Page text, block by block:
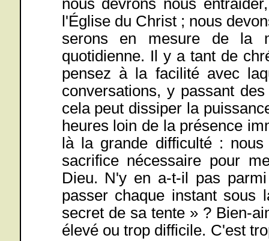
l'Église du Christ ; nous
serons en mesure de la
quotidienne. Il y a tant de
pensez à la facilité avec
conversations, y passant
cela peut dissiper la
heures loin de la présence
là la grande difficulté :
sacrifice nécessaire pour
Dieu. N'y en a-t-il pas
passer chaque instant sous
secret de sa tente » ? Bien-
élevé ou trop difficile. C'est